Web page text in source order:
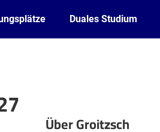
Duales Studium
contributors Über Groitzsch